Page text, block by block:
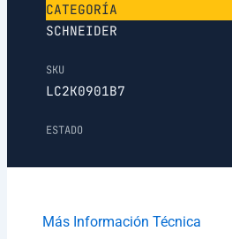
CATEGORÍA
SCHNEIDER
SKU
LC2K0901B7
ESTADO
Más Información Técnica